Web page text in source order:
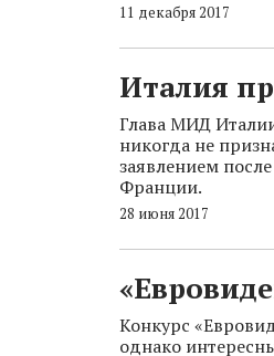
11 декабря 2017
Италия
Глава МИД
никогда не
заявлением
Франции.
28 июня 2017
Конкурс
однако